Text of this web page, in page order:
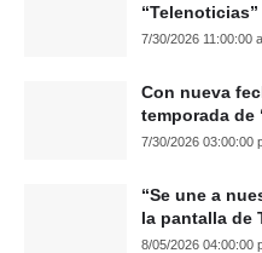
“Telenoticias”
7/30/2026 11:00:00
Con nueva
temporada de
7/30/2026 03:00:00
“Se une a
la pantalla de
8/05/2026 04:00:00